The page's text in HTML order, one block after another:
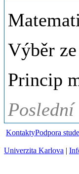
Výběr
Princip
KontaktyPodpora
Univerzita Karlova |